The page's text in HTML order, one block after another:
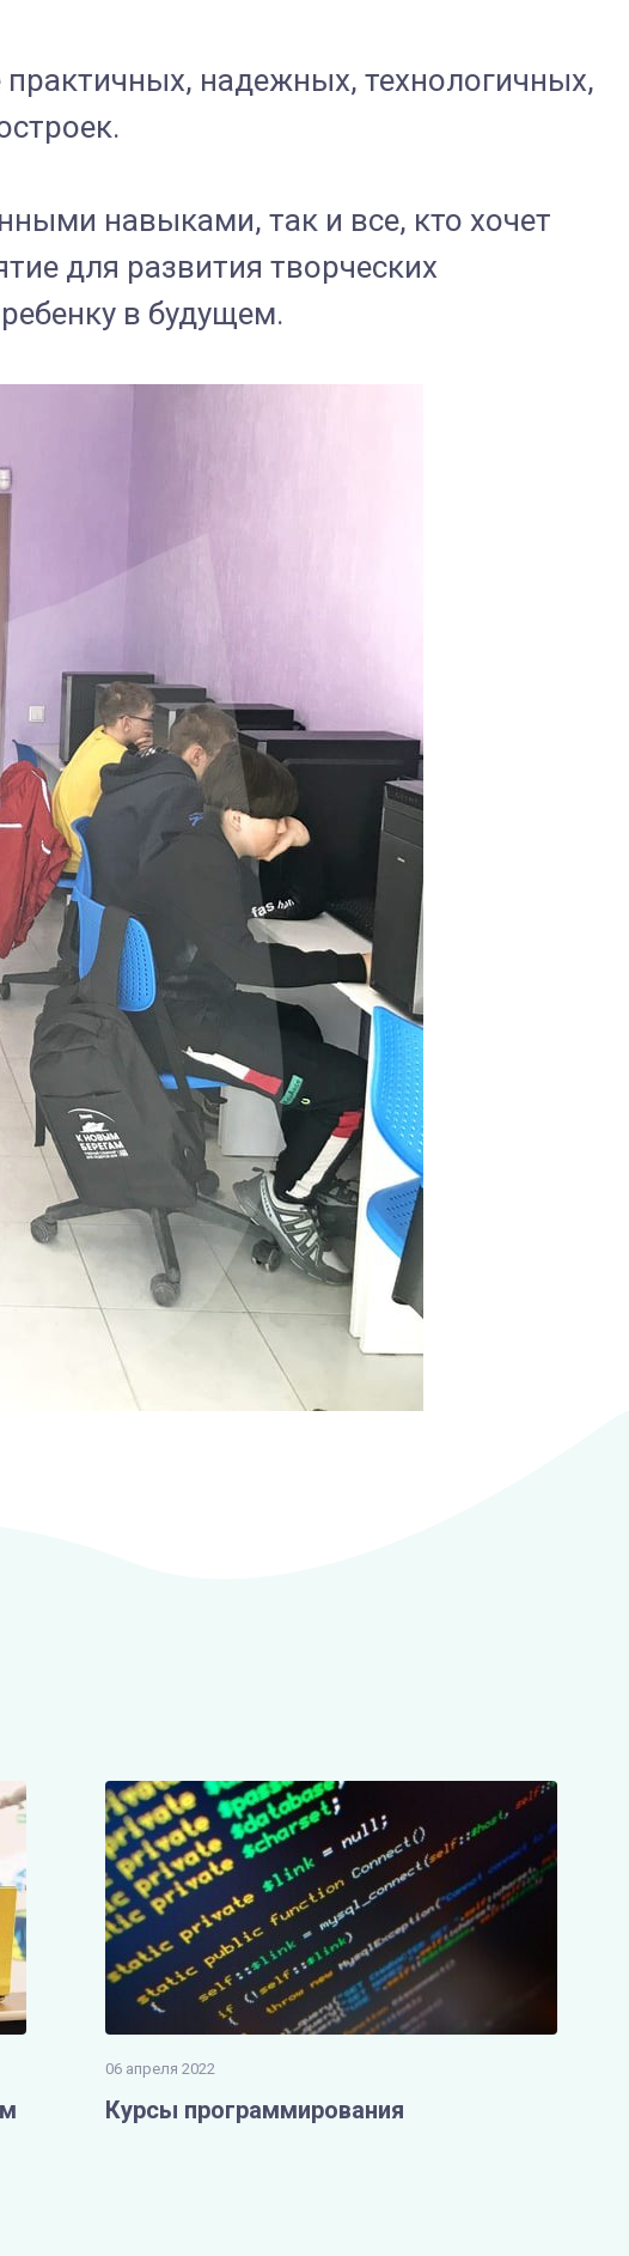
надежных, технологичных,
навыками, так и все, кто хочет
для развития творческих
в будущем.
06 апреля 2022
Курсы программирования